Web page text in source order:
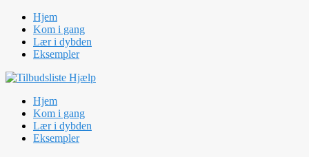
Hjem
Kom i gang
Lær i dybden
Eksempler
Hjem
Kom i gang
Lær i dybden
Eksempler